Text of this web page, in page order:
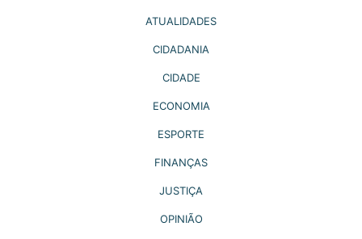
ATUALIDADES
CIDADANIA
CIDADE
ECONOMIA
ESPORTE
FINANÇAS
JUSTIÇA
OPINIÃO